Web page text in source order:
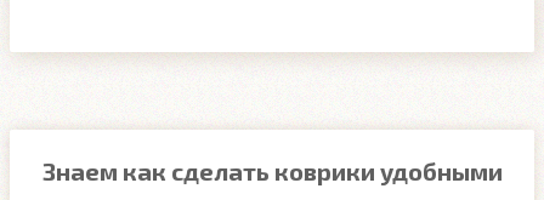
Знаем как сделать коврики удобными